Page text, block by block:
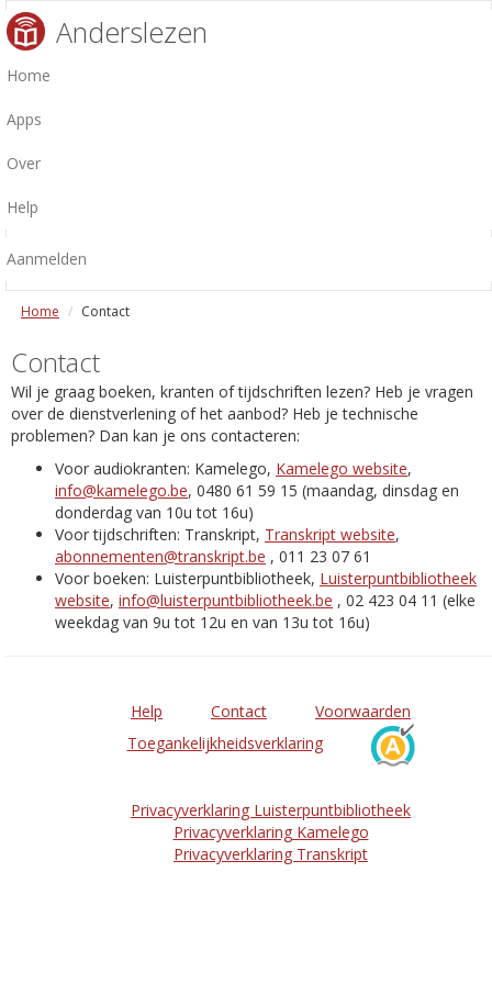
Anderslezen
Home
Apps
Over
Help
Aanmelden
Home Contact
Contact
Wil je graag boeken, kranten of tijdschriften lezen? Heb je vragen
over de dienstverlening of het aanbod? Heb je technische
problemen? Dan kan je ons contacteren:
Voor audiokranten: Kamelego, Kamelego website,
info@kamelego.be, 0480 61 59 15 (maandag, dinsdag en
donderdag van 10u tot 16u)
Voor tijdschriften: Transkript, Transkript website,
abonnementen@transkript.be , 011 23 07 61
Voor boeken: Luisterpuntbibliotheek, Luisterpuntbibliotheek
website, info@luisterpuntbibliotheek.be , 02 423 04 11 (elke
weekdag van 9u tot 12u en van 13u tot 16u)
Help Contact
Voorwaarden
Toegankelijkheidsverklaring
Privacyverklaring Luisterpuntbibliotheek
Privacyverklaring Kamelego
Privacyverklaring Transkript